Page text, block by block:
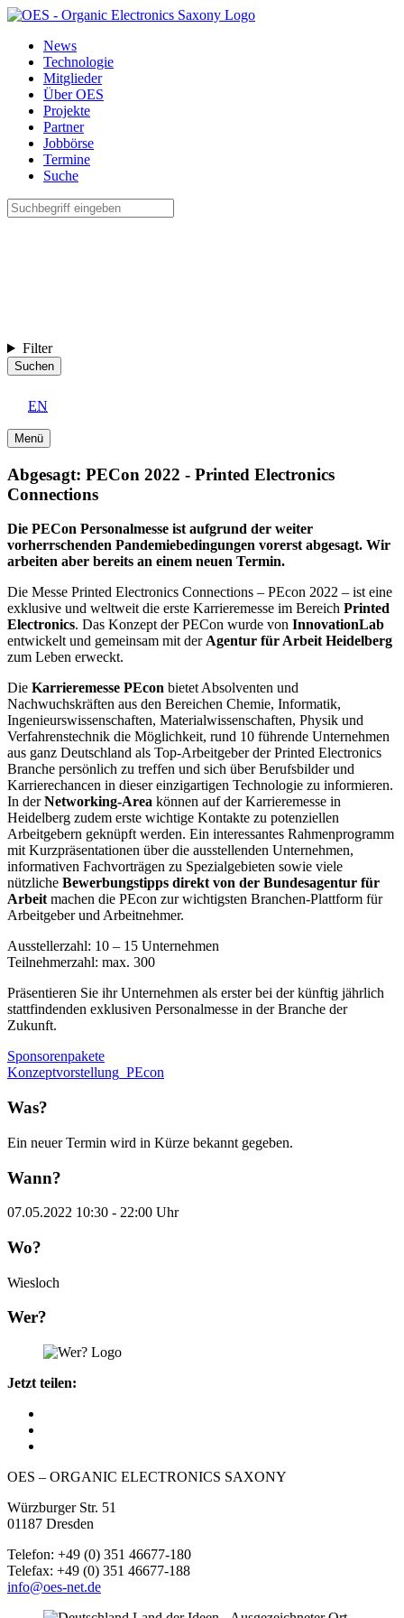
News
Technologie
Mitglieder
Über OES
Projekte
Partner
Jobbörse
Termine
Suche
Filter
Suchen
EN
Menü
Abgesagt: PECon 2022 - Printed Electronics
Connections
Die PECon Personalmesse ist aufgrund der weiter
vorherrschenden Pandemiebedingungen vorerst abgesagt. Wir
arbeiten aber bereits an einem neuen Termin.
Die Messe Printed Electronics Connections – PEcon 2022 – ist eine
exklusive und weltweit die erste Karrieremesse im Bereich Printed
Electronics. Das Konzept der PECon wurde von InnovationLab
entwickelt und gemeinsam mit derAgentur für Arbeit Heidelberg
zum Leben erweckt.
Die Karrieremesse PEcon bietet Absolventen und
Nachwuchskräften aus den Bereichen Chemie, Informatik,
Ingenieurswissenschaften, Materialwissenschaften, Physik und
Verfahrenstechnik die Möglichkeit, rund 10 führende Unternehmen
aus ganz Deutschland als Top-Arbeitgeber der Printed Electronics
Branche persönlich zu treffen und sich über Berufsbilder und
Karrierechancen in dieser einzigartigen Technologie zu informieren.
In derNetworking-Area können auf der Karrieremesse in
Heidelberg zudem erste wichtige Kontakte zu potenziellen
Arbeitgebern geknüpft werden. Ein interessantes Rahmenprogramm
mit Kurzpräsentationen über die ausstellenden Unternehmen,
informativen Fachvorträgen zu Spezialgebieten sowie viele
nützliche Bewerbungstipps direkt von der Bundesagentur für
Arbeitmachen die PEcon zur wichtigsten Branchen-Plattform für
Arbeitgeber und Arbeitnehmer.
Ausstellerzahl: 10 – 15 Unternehmen
Teilnehmerzahl: max. 300
Präsentieren Sie ihr Unternehmen als erster bei der künftig jährlich
stattfindenden exklusiven Personalmesse in der Branche der
Zukunft.
Sponsorenpakete
Konzeptvorstellung_PEcon
Was?
Ein neuer Termin wird in Kürze bekannt gegeben.
Wann?
07.05.2022 10:30 - 22:00 Uhr
Wo?
Wiesloch
Wer?
Jetzt teilen:
OES – ORGANIC ELECTRONICS SAXONY
Würzburger Str. 51
01187 Dresden
Telefon: +49 (0) 351 46677-180
Telefax: +49 (0) 351 46677-188
info@oes-net.de